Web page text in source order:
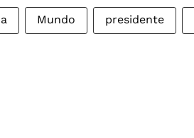
Mundo presidente